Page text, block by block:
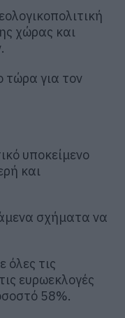
χώρας και
τώρα για τον
υποκείμενο
και
σχήματα να
όλες τις
ευρωεκλογές
58%.